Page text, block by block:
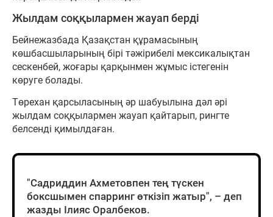
Жылдам соққылармен жауап берді
Бейнежазбада Қазақстан құрамасының
көшбасшыларының бірі тәжірибелі мексикалықтан
сескенбей, жоғары қарқынмен жұмыс істегенін
көруге болады.
Төрехан қарсыласының әр шабуылына дәл әрі
жылдам соққылармен жауап қайтарып, рингте
белсенді қимылдаған.
"Садриддин Ахметовпен тең түскен
боксшымен спарринг өткізіп жатыр", – деп
жазды Ілияс Оралбеков.